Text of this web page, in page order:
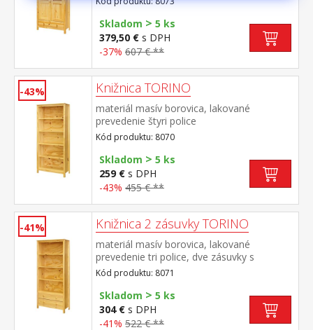
pojazdmi
Skladom > 5 ks
379,50 € s DPH
-37% 607 € **
-43% Knižnica TORINO
materiál masív borovica, lakované
prevedenie štyri police
Kód produktu: 8070
Skladom > 5 ks
259 € s DPH
-43% 455 € **
-41% Knižnica 2 zásuvky TORINO
materiál masív borovica, lakované
prevedenie tri police, dve zásuvky s
kovovými pojazdmi
Kód produktu: 8071
Skladom > 5 ks
304 € s DPH
-41% 522 € **